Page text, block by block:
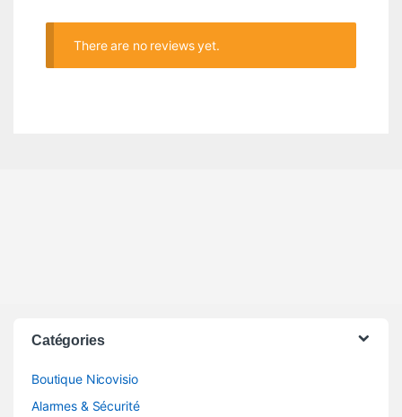
There are no reviews yet.
Catégories
Boutique Nicovisio
Alarmes & Sécurité